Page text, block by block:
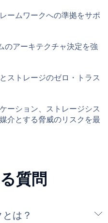
ームワークへの準拠をサポ
のアーキテクチャ決定を強
ストレージのゼロ・トラス
ーション、ストレージシス
介とする脅威のリスクを最
質問
とは？